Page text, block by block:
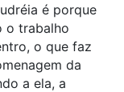
é porque
o trabalho
o que faz
da
a ela, a